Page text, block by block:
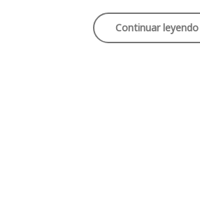
Continuar leyendo